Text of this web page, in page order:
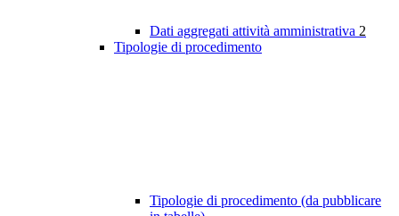
Dati aggregati attività amministrativa 2
Tipologie di procedimento
Tipologie di procedimento (da pubblicare